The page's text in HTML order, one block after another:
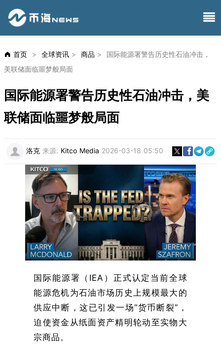
首页 > 全球资讯 > 商品 >
国际能源署警告历史性石油冲击，
美联储面临噩梦般局面
国际能源署警告历史性石油冲击，美
联储面临噩梦般局面
洛克 来源: Kitco Media 2026-03-18 05:50
国际能源署（IEA）正式认定当前全球
能源危机为石油市场历史上规模最大的
供应中断，这已引发一场“货币断裂”，
迫使资金从纸面资产精明轮动至实物大
宗商品。